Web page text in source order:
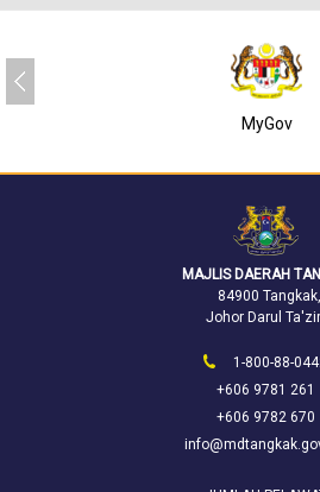
MyGov
MAJLIS DAERAH
84900 Tangkak,
Johor Darul
1-800-88-
+606 9781 261
+606 9782 670